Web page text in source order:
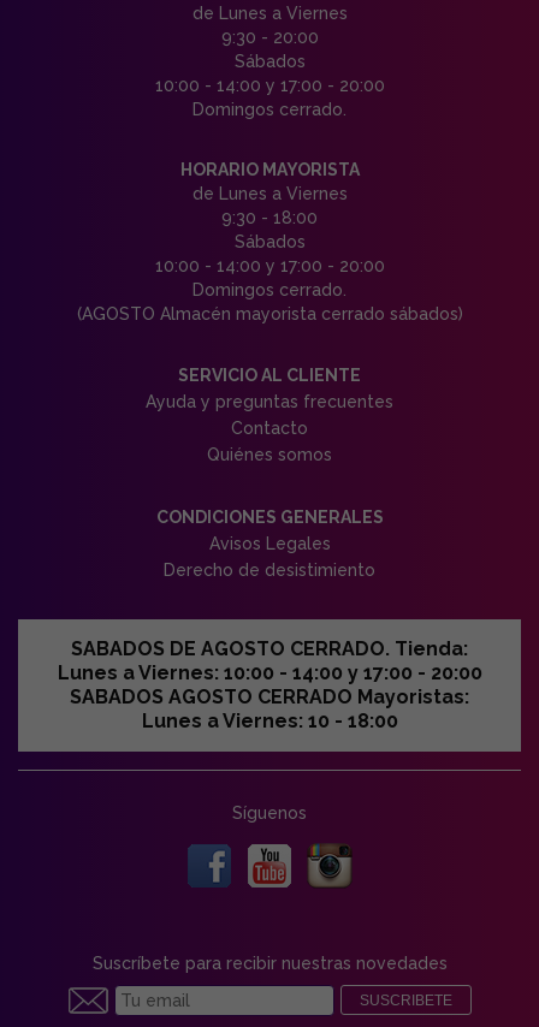
de Lunes a Viernes
9:30 - 20:00
Sábados
10:00 - 14:00 y 17:00 - 20:00
Domingos cerrado.
HORARIO MAYORISTA
de Lunes a Viernes
9:30 - 18:00
Sábados
10:00 - 14:00 y 17:00 - 20:00
Domingos cerrado.
(AGOSTO Almacén mayorista cerrado sábados)
SERVICIO AL CLIENTE
Ayuda y preguntas frecuentes
Contacto
Quiénes somos
CONDICIONES GENERALES
Avisos Legales
Derecho de desistimiento
SABADOS DE AGOSTO CERRADO. Tienda:
Lunes a Viernes: 10:00 - 14:00 y 17:00 - 20:00
SABADOS AGOSTO CERRADO Mayoristas:
Lunes a Viernes: 10 - 18:00
Síguenos
Suscríbete para recibir nuestras novedades
SUSCRIBETE